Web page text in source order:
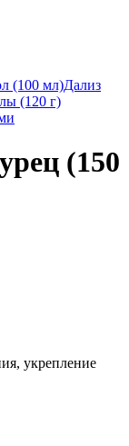
(100 мл)Дализ
(120 г)
(150
укрепление